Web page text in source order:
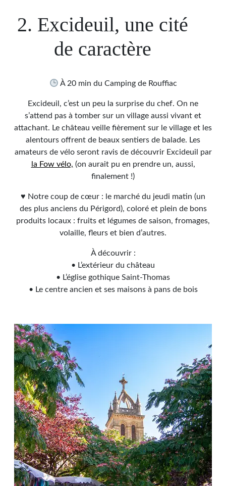
2. Excideuil, une cité
de caractère
À 20 min du Camping de Rouffiac
Excideuil, c’est un peu la surprise du chef. On ne
s’attend pas à tomber sur un village aussi vivant et
attachant. Le château veille fièrement sur le village et les
alentours offrent de beaux sentiers de balade. Les
amateurs de vélo seront ravis de découvrir Excideuil par
la Fow vélo, (on aurait pu en prendre un, aussi,
finalement !)
♥ Notre coup de cœur : le marché du jeudi matin (un
des plus anciens du Périgord), coloré et plein de bons
produits locaux : fruits et légumes de saison, fromages,
volaille, fleurs et bien d’autres.
À découvrir :
• L’extérieur du château
• L’église gothique Saint-Thomas
• Le centre ancien et ses maisons à pans de bois